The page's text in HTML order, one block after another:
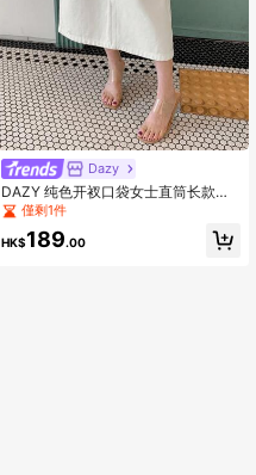
Dazy
DAZY 纯色开衩口袋女士直筒长款休
闲牛仔裙
僅剩1件
HK$189.00